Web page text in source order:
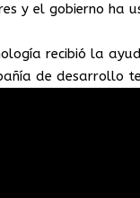
y el gobierno ha
recibió la
de desarrollo